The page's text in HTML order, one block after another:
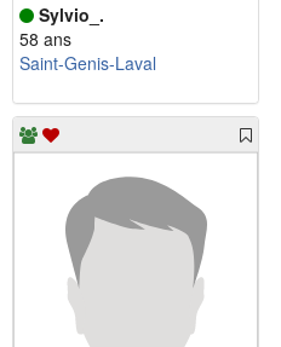
Sylvio_.
58 ans
Saint-Genis-Laval